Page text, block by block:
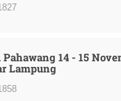
14 - 15
Lampung